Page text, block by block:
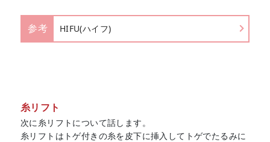
参考 HIFU(ハイフ)
糸リフト
次に糸リフトについて話します。
糸リフトはトゲ付きの糸を皮下に挿入してトゲでたるみに